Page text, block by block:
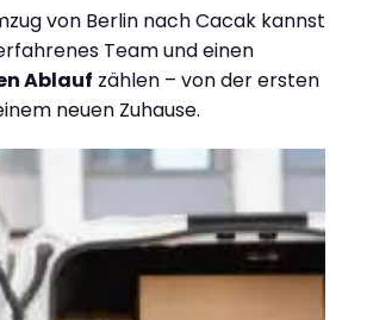
von Berlin nach Cacak kannst
Team und einen
Ablauf zählen – von der ersten
neuen Zuhause.